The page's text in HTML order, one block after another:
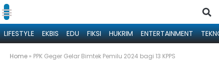
LIFESTYLE EKBIS EDU FIKSI HUKRIM ENTERTAINMENT
Home » PPK Geger Gelar Bimtek Pemilu 2024 bagi 13 KPPS